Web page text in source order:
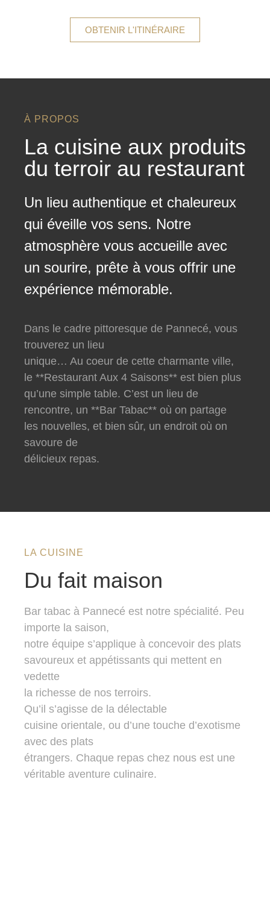
OBTENIR L'ITINÉRAIRE
À PROPOS
La cuisine aux produits
du terroir au restaurant
Un lieu authentique et chaleureux
qui éveille vos sens. Notre
atmosphère vous accueille avec
un sourire, prête à vous offrir une
expérience mémorable.
Dans le cadre pittoresque de Pannecé, vous
trouverez un lieu
unique… Au coeur de cette charmante ville,
le **Restaurant Aux 4 Saisons** est bien plus
qu’une simple table. C’est un lieu de
rencontre, un **Bar Tabac** où on partage
les nouvelles, et bien sûr, un endroit où on
savoure de
délicieux repas.
LA CUISINE
Du fait maison
Bar tabac à Pannecé est notre spécialité. Peu
importe la saison,
notre équipe s’applique à concevoir des plats
savoureux et appétissants qui mettent en
vedette
la richesse de nos terroirs.
Qu’il s’agisse de la délectable
cuisine orientale, ou d’une touche d’exotisme
avec des plats
étrangers. Chaque repas chez nous est une
véritable aventure culinaire.